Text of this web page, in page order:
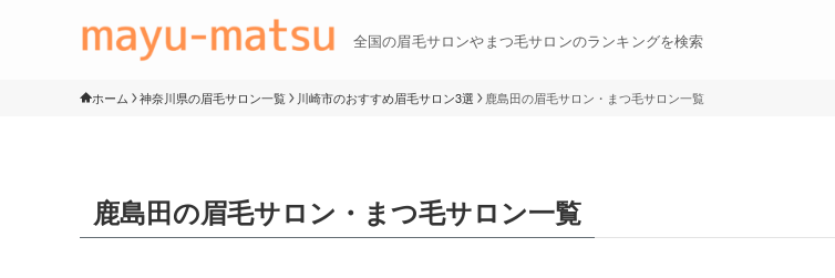
全国の眉毛サロンやまつ毛サロンのランキングを検索
ホーム 神奈川県の眉毛サロン一覧 川崎市のおすすめ眉毛サロン3選 鹿島田の眉毛サロン・まつ毛サロン一覧
鹿島田の眉毛サロン・まつ毛サロン一覧